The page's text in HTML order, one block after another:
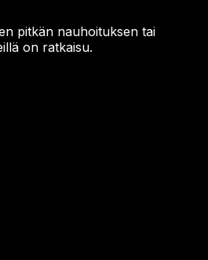
pitkän nauhoituksen tai
on ratkaisu.